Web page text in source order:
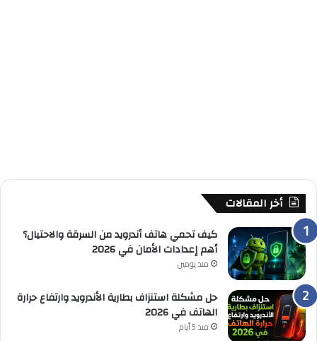
أخر المقالات
كيف تحمي هاتف أندرويد من السرقة والاحتيال؟
أهم إعدادات الأمان في 2026
منذ يومين
حل مشكلة استنزاف بطارية الأندرويد وارتفاع حرارة
الهاتف في 2026
منذ 5 أيام